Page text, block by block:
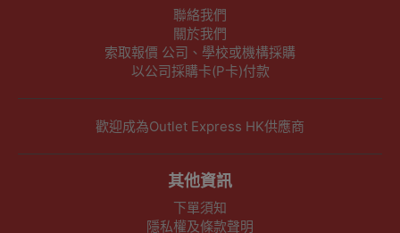
聯絡我們
關於我們
索取報價 公司、學校或機構採購
以公司採購卡(P卡)付款
歡迎成為Outlet Express HK供應商
其他資訊
下單須知
隱私權及條款聲明